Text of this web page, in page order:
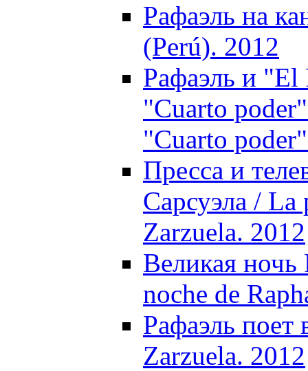
Рафаэль на
(Perú). 2012
Рафаэль и "El
"Cuarto
"Cuarto
Пресса и
Сарсуэла / La
Zarzuela. 2012
Великая ночь
noche de
Рафаэль поет
Zarzuela. 2012